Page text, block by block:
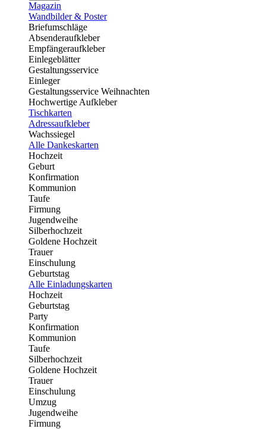
Magazin
Wandbilder & Poster
Briefumschläge
Absenderaufkleber
Empfängeraufkleber
Einlegeblätter
Gestaltungsservice
Einleger
Gestaltungsservice Weihnachten
Hochwertige Aufkleber
Tischkarten
Adressaufkleber
Wachssiegel
Alle Dankeskarten
Hochzeit
Geburt
Konfirmation
Kommunion
Taufe
Firmung
Jugendweihe
Silberhochzeit
Goldene Hochzeit
Trauer
Einschulung
Geburtstag
Alle Einladungskarten
Hochzeit
Geburtstag
Party
Konfirmation
Kommunion
Taufe
Silberhochzeit
Goldene Hochzeit
Trauer
Einschulung
Umzug
Jugendweihe
Firmung